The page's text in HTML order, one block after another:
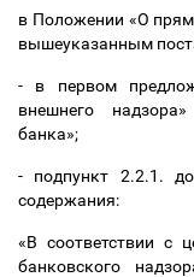
в Положении «О
вышеуказанным
- в первом
внешнего
банка»;
- подпункт 2.2.1.
содержания:
«В соответствии с
банковского